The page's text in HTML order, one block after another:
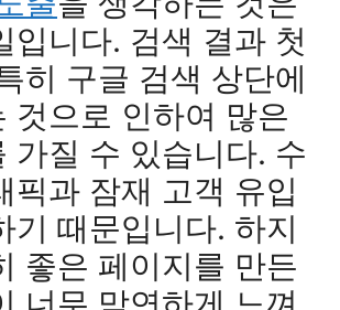
입니다. 검색 결과 첫
히 구글 검색 상단에
것으로 인하여 많은
가질 수 있습니다. 수
픽과 잠재 고객 유입
기 때문입니다. 하지
좋은 페이지를 만든
너무 막연하게 느껴